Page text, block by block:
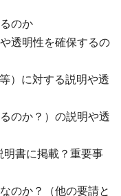
のか
透明性を確保するの
）に対する説明や透
のか？）の説明や透
明書に掲載？重要事
のか？（他の要請と